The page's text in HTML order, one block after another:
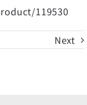
119530
Next